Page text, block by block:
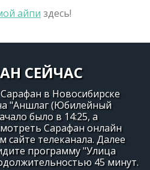
айпи здесь!
СЕЙЧАС
в Новосибирске
"Аншлаг (Юбилейный
было в 14:25, а
Сарафан онлайн
телеканала. Далее
программу "Улица
45 минут.